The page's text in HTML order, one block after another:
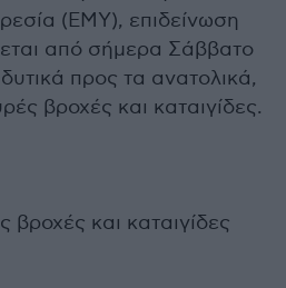
(ΕΜΥ), επιδείνωση
από σήμερα Σάββατο
προς τα ανατολικά,
βροχές και καταιγίδες.
βροχές και καταιγίδες